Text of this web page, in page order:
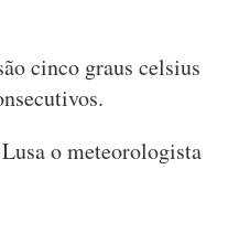
cinco graus celsius
o meteorologista